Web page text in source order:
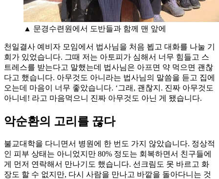
▲ 문경수련원에서 도반들과 함께 맨 앞에
천일결사 예비자 모임에서 법사님을 처음 뵙고 대화를 나눌 기
회가 있었습니다. 그때 저는 아토피가 심해서 너무 힘들고 스
트레스를 받는다고 말했는데 법사님은 아프면 약 먹으면 괜찮
다고 했습니다. 아무것도 아니라는 법사님의 말씀을 듣고 집에
오는데 마음이 너무 좋았습니다. ‘그래, 괜찮지. 진짜 아무것도
아니네! 라고 마음먹으니 진짜 아무것도 아닌 게 됐습니다.
악순환의 고리를 끊다
불교대학을 다니면서 병원에 한 번도 가지 않았습니다. 정상적
인 피부 상태는 아니었지만 80% 정도는 회복하면서 친구들에
게 먼저 연락해서 만나기도 했습니다. 선크림도 못 바르고 화
장도 할 수 없지만, 다시 사람을 만나고 바깥을 돌아다니는 것